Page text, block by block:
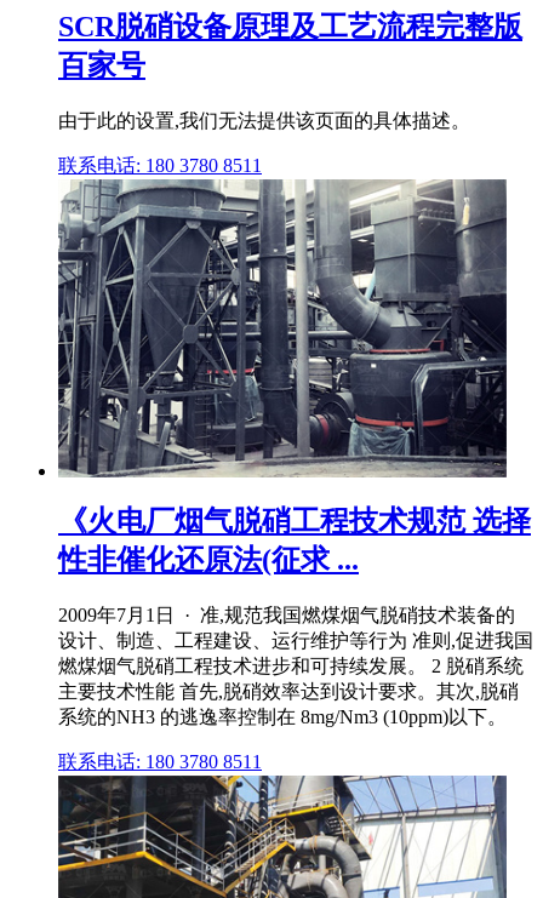
SCR脱硝设备原理及工艺流程完整版
百家号
由于此的设置,我们无法提供该页面的具体描述。
联系电话: 180 3780 8511
《火电厂烟气脱硝工程技术规范 选择
性非催化还原法(征求 ...
2009年7月1日 · 准,规范我国燃煤烟气脱硝技术装备的
设计、制造、工程建设、运行维护等行为 准则,促进我国
燃煤烟气脱硝工程技术进步和可持续发展。 2 脱硝系统
主要技术性能 首先,脱硝效率达到设计要求。其次,脱硝
系统的NH3 的逃逸率控制在 8mg/Nm3 (10ppm)以下。
联系电话: 180 3780 8511